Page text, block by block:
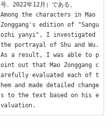
号、2022年12月）である。
Among the characters in Mao
Zonggang's edition of "Sangu
ozhi yanyi", I investigated
the portrayal of Shu and Wu.
As a result, I was able to p
oint out that Mao Zonggang c
arefully evaluated each of t
hem and made detailed change
s to the text based on his e
valuation.